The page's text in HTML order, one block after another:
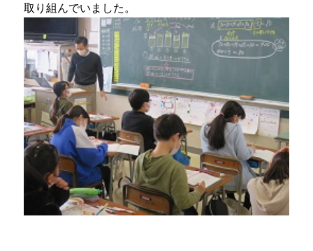
取り組んでいました。